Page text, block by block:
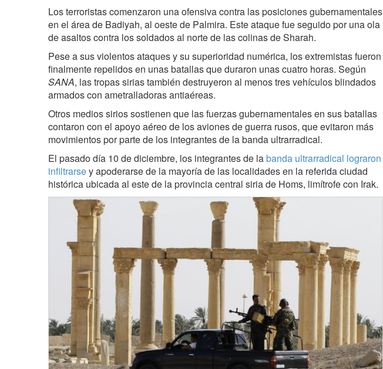
Los terroristas comenzaron una ofensiva contra las posiciones gubernamentales
en el área de Badiyah, al oeste de Palmira. Este ataque fue seguido por una ola
de asaltos contra los soldados al norte de las colinas de Sharah.
Pese a sus violentos ataques y su superioridad numérica, los extremistas fueron
finalmente repelidos en unas batallas que duraron unas cuatro horas. Según
SANA, las tropas sirias también destruyeron al menos tres vehículos blindados
armados con ametralladoras antiaéreas.
Otros medios sirios sostienen que las fuerzas gubernamentales en sus batallas
contaron con el apoyo aéreo de los aviones de guerra rusos, que evitaron más
movimientos por parte de los integrantes de la banda ultrarradical.
El pasado día 10 de diciembre, los integrantes de labanda ultrarradical lograron
infiltrarsey apoderarse de la mayoría de las localidades en la referida ciudad
histórica ubicada al este de la provincia central siria de Homs, limítrofe con Irak.